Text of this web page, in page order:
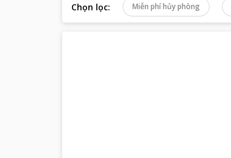
Chọn lọc: Miễn phí hủy phòng